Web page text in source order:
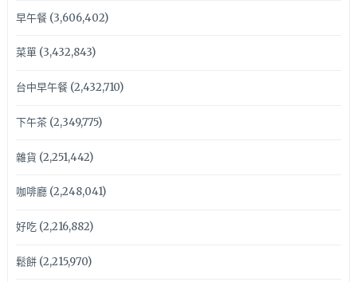
早午餐(3,606,402)
菜單(3,432,843)
台中早午餐(2,432,710)
下午茶(2,349,775)
雜貨 (2,251,442)
咖啡廳(2,248,041)
好吃(2,216,882)
鬆餅(2,215,970)